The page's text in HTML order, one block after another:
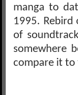
manga to
1995.
of
somewhere
compare it to